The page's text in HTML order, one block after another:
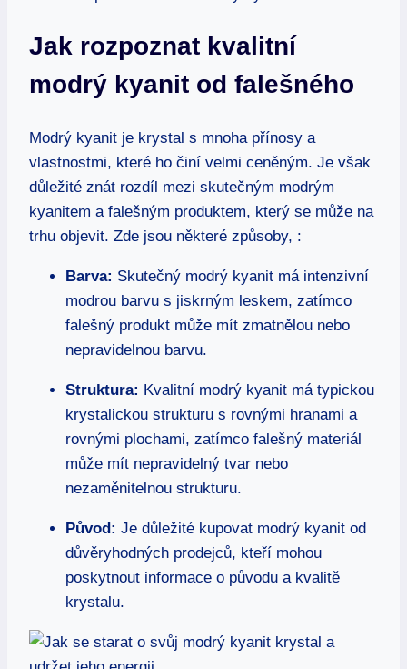
Jak rozpoznat kvalitní
modrý kyanit od falešného
Modrý kyanit je krystal s mnoha přínosy a
vlastnostmi, které ho činí velmi ceněným. Je však
důležité znát rozdíl mezi skutečným modrým
kyanitem a falešným produktem, který se může na
trhu objevit. Zde jsou některé způsoby, :
Barva: Skutečný modrý kyanit má intenzivní
modrou barvu s jiskrným leskem, zatímco
falešný produkt může mít zmatnělou nebo
nepravidelnou barvu.
Struktura: Kvalitní modrý kyanit má typickou
krystalickou strukturu s rovnými hranami a
rovnými plochami, zatímco falešný materiál
může mít nepravidelný tvar nebo
nezaměnitelnou strukturu.
Původ: Je důležité kupovat modrý kyanit od
důvěryhodných prodejců, kteří mohou
poskytnout informace o původu a kvalitě
krystalu.